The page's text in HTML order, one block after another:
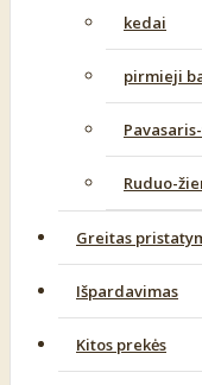
kedai
pirmieji
Ruduo-
Greitas
Išpardavimas
Kitos prekės